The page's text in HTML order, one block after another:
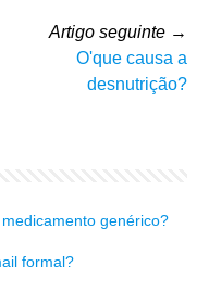
Artigo seguinte →
O'que causa a
desnutrição?
genérico?
formal?